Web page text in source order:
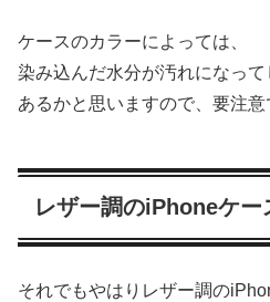
ケースのカラーによっては、
染み込んだ水分が汚れになって
あるかと思いますので、要注意
レザー調のiPhoneケ
それでもやはりレザー調の